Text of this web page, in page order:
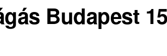
Budapest